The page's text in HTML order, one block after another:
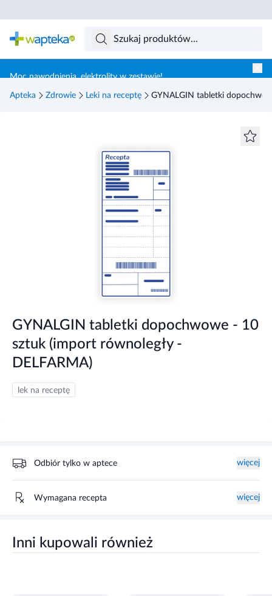
Moc nawodnienia, elektrolity w zestawie!
Apteka Zdrowie Leki na receptę GYNALGIN tabletki
GYNALGIN tabletki dopochwowe - 10
sztuk (import równoległy -
DELFARMA)
lek na receptę
Odbiór tylko w aptece więcej
Wymagana recepta więcej
Inni kupowali również